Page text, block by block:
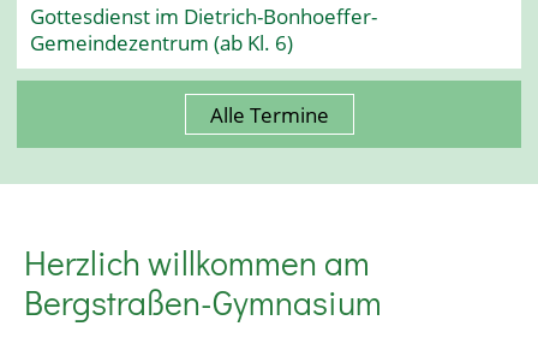
Gottesdienst im Dietrich-Bonhoeffer-
Gemeindezentrum (ab Kl. 6)
Alle Termine
Herzlich willkommen am
Bergstraßen-Gymnasium